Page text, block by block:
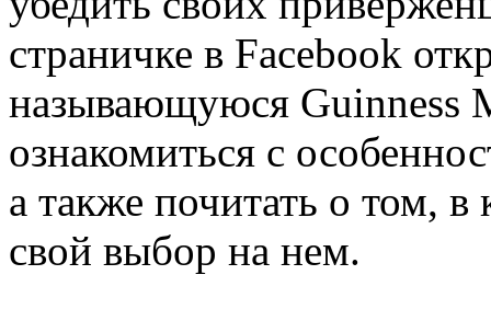
страничке в Facebook
называющуюся Guinness
ознакомиться с
а также почитать о том, в
свой выбор на нем.